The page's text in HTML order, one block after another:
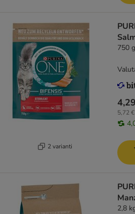
2 varianti
750 g
5,72
2,8